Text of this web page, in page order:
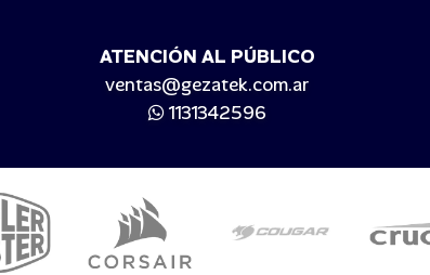
ATENCIÓN AL PÚBLICO
ventas@gezatek.com.ar
1131342596